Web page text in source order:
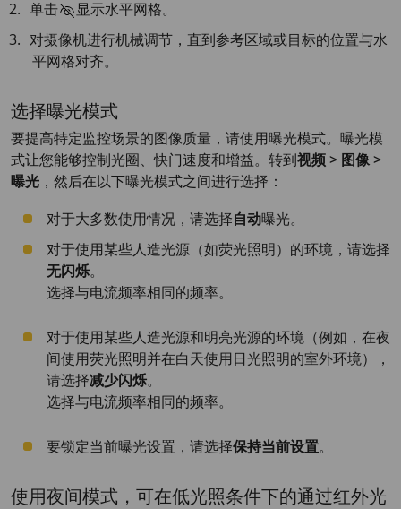
单击
显示水平网格。
对摄像机进行机械调节，直到参考区域或目标的位置与水
平网格对齐。
选择曝光模式
要提高特定监控场景的图像质量，请使用曝光模式。曝光模
式让您能够控制光圈、快门速度和增益。转到视频 > 图像 >
曝光 ，然后在以下曝光模式之间进行选择：
对于大多数使用情况，请选择自动曝光。
对于使用某些人造光源（如荧光照明）的环境，请选择
无闪烁。
选择与电流频率相同的频率。
对于使用某些人造光源和明亮光源的环境（例如，在夜
间使用荧光照明并在白天使用日光照明的室外环境），
请选择减少闪烁。
选择与电流频率相同的频率。
要锁定当前曝光设置，请选择保持当前设置。
使用夜间模式，可在低光照条件下的通过红外光